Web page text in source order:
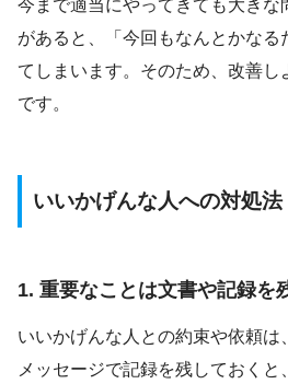
今まで適当にやってきても大きな
があると、「今回もなんとかなる
てしまいます。そのため、改善
です。
いいかげんな人への対処法
1. 重要なことは文書や記録を
いいかげんな人との約束や依頼
メッセージで記録を残しておく